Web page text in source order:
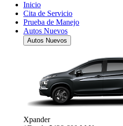
Inicio
Cita de Servicio
Prueba de Manejo
Autos Nuevos
Autos Nuevos
Xpander